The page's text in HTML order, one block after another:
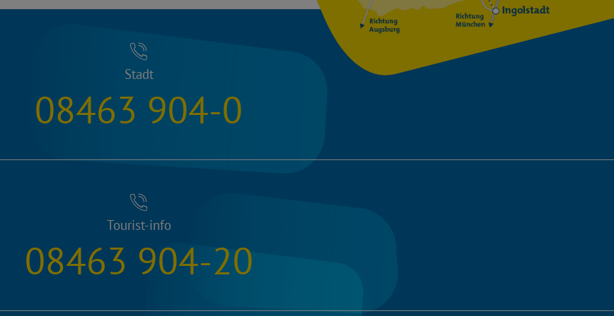
Stadt
08463 904-0
Tourist-info
08463 904-20